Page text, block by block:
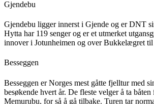
Gjendebu
Gjendebu ligger innerst i Gjende og er DNT
Hytta har 119 senger og er et utmerket
innover i Jotunheimen og over Bukkelægret
Besseggen
Besseggen er Norges mest gåtte fjelltur med
besøkende hvert år. De fleste velger å ta
Memurubu, for så å gå tilbake. Turen tar